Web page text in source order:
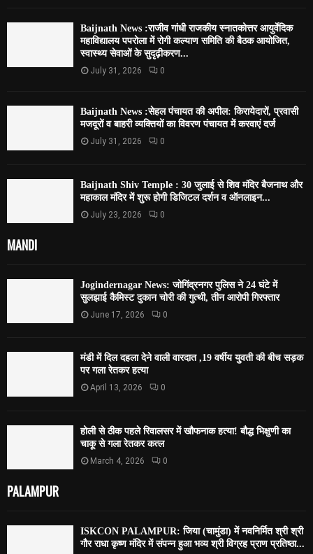
Baijnath News :राजीव गांधी राजकीय स्नातकोत्तर आयुर्वेदिक
महाविद्यालय पपरोला में रोगी कल्याण समिति की बैठक आयोजित,
स्वास्थ्य सेवाओं के सुदृढ़ीकरण...
July 31, 2026 0
Baijnath News :सेहल पंचायत की अपील: किरायेदारों, प्रवासी
मजदूरों व बाहरी व्यक्तियों का विवरण पंचायत में करवाएं दर्ज
July 31, 2026 0
Baijnath Shiv Temple : 30 जुलाई से शिव मंदिर बैजनाथ और
महाकाल मंदिर में शुरू होगी डिजिटल दर्शन व ऑनलाइन...
July 23, 2026 0
MANDI
Jogindernagar News: जोगिंद्रनगर पुलिस ने 24 घंटे में
सुलझाई कैमिस्ट दुकान चोरी की गुत्थी, तीन आरोपी गिरफ्तार
June 17, 2026 0
मंडी में दिल दहला देने वाली वारदात ,19 वर्षीय युवती की बीच सड़क
पर गला रेतकर हत्या
April 13, 2026 0
होली से ठीक पहले रिवालसर में खौफनाक हत्या! बौद्ध भिक्षुणी का
चाकू से गला रेतकर कत्ल
March 4, 2026 0
PALAMPUR
ISKCON PALAMPUR: जिया (चामुंडा) में नवनिर्मित श्री श्री
गौर राधा कृष्ण मंदिर में संपन्न हुआ भव्य श्री विग्रह प्राण प्रतिष्ठा...